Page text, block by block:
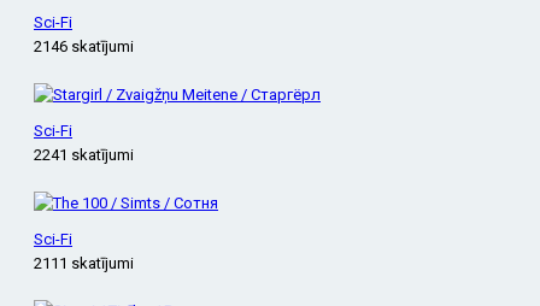
Sci-Fi
2146 skatījumi
Sci-Fi
2241 skatījumi
Sci-Fi
2111 skatījumi